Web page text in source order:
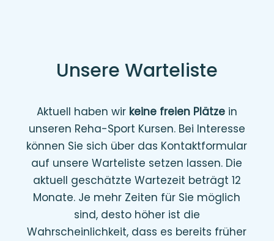
Unsere Warteliste
Aktuell haben wir keine freien Plätzein
unseren Reha-Sport Kursen. Bei Interesse
können Sie sich über das Kontaktformular
auf unsere Warteliste setzen lassen. Die
aktuell geschätzte Wartezeit beträgt 12
Monate. Je mehr Zeiten für Sie möglich
sind, desto höher ist die
Wahrscheinlichkeit, dass es bereits früher